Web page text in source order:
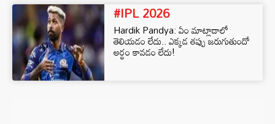
#IPL 2026
Hardik Pandya: ఏం మాట్లాడాలో
తెలియడం లేదు.. ఎక్కడ తప్పు జరుగుతుందో
అర్థం కావడం లేదు!